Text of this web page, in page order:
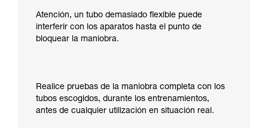
Atención, un tubo demasiado flexible puede
interferir con los aparatos hasta el punto de
bloquear la maniobra.
Realice pruebas de la maniobra completa con los
tubos escogidos, durante los entrenamientos,
antes de cualquier utilización en situación real.